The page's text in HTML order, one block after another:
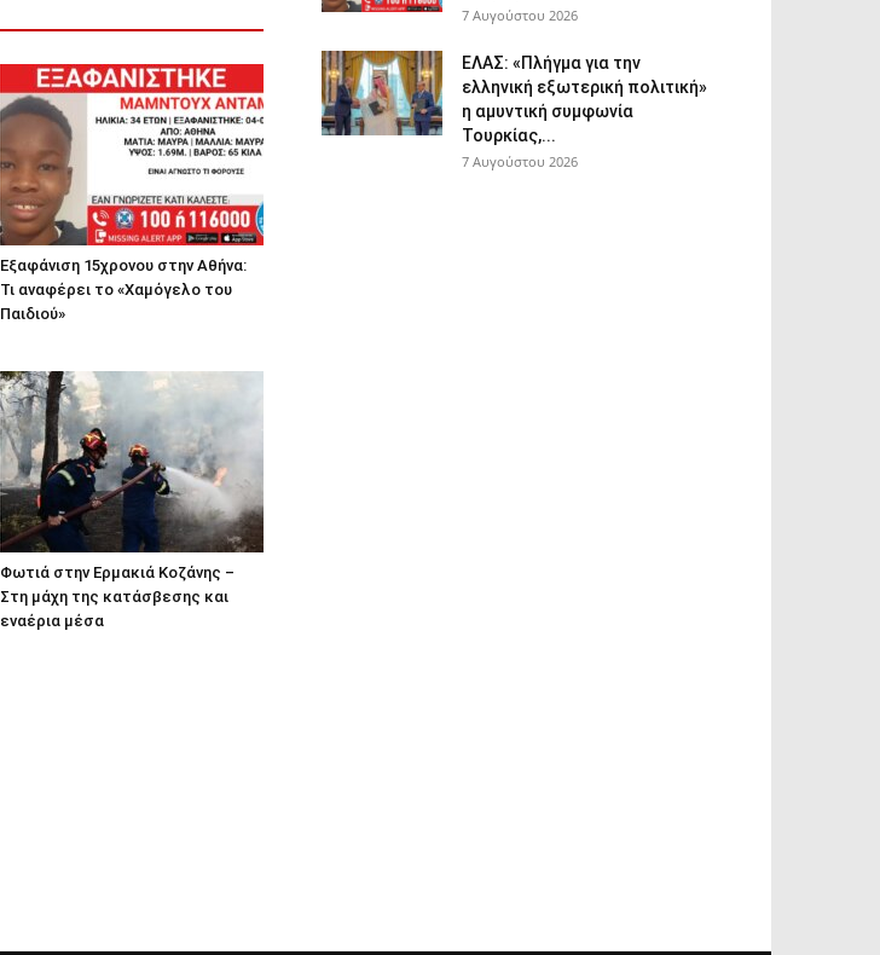
Εξαφάνιση 15χρονου στην Αθήνα:
Τι αναφέρει το «Χαμόγελο του
Παιδιού»
Φωτιά στην Ερμακιά Κοζάνης –
Στη μάχη της κατάσβεσης και
εναέρια μέσα
7 Αυγούστου 2026
ΕΛΑΣ: «Πλήγμα για την
ελληνική εξωτερική πολιτική»
η αμυντική συμφωνία
Τουρκίας,...
7 Αυγούστου 2026